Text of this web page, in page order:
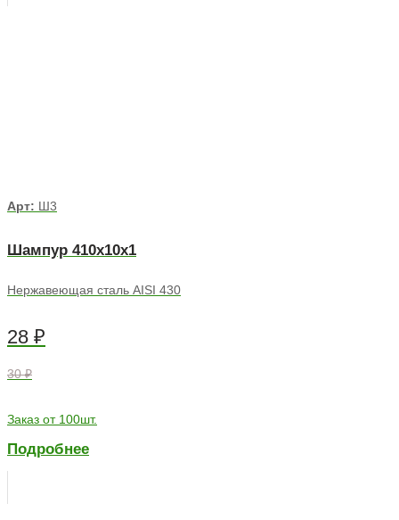
Арт: Ш3
Шампур 410х10х1
Нержавеющая сталь AISI 430
28 ₽
30 ₽
Заказ от 100шт.
Подробнее